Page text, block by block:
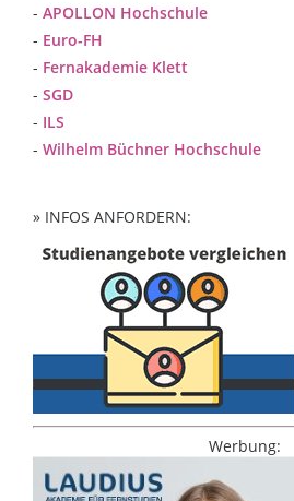
- APOLLON Hochschule
- Euro-FH
- Fernakademie Klett
- SGD
- ILS
- Wilhelm Büchner Hochschule
» INFOS ANFORDERN:
Werbung: